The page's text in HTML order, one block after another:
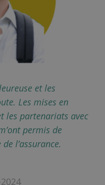
et les
Les mises en
les partenariats avec
permis de
l’assurance.